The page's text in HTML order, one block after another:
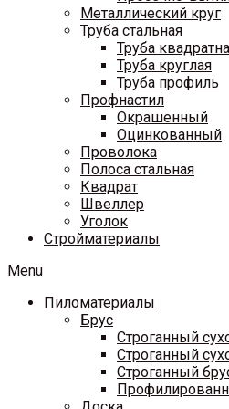
Металлический круг
Труба стальная
Труба
Труба круглая
Труба профиль
Профнастил
Окрашенный
Оцинкованный
Проволока
Полоса стальная
Квадрат
Швеллер
Уголок
Стройматериалы
Menu
Пиломатериалы
Брус
Строганный
Строганный
Строганный